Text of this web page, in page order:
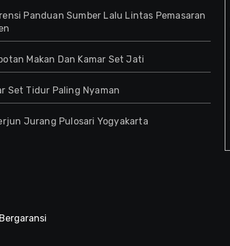
Panduan Sumber Lalu Lintas Pemasaran
Makan Dan Kamar Set Jati
Set Tidur Paling Nyaman
Jurang Pulosari Yogyakarta